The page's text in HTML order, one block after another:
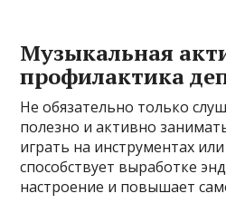
Музыкальная
профилактика
Не обязательно только
полезно и активно
играть на инструментах
способствует выработке
настроение и повышает